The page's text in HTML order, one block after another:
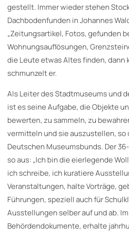
gestellt. Immer wieder stehen
Dachbodenfunden in Johannes
„Zeitungsartikel, Fotos, gefunden
Wohnungsauflösungen,
die Leute etwas Altes finden, dann
schmunzelt er.
Als Leiter des Stadtmuseums und
ist es seine Aufgabe, die Objekte
bewerten, zu sammeln, zu
vermitteln und sie auszustellen, so
Deutschen Museumsbunds. Der
so aus: „Ich bin die eierlegende
ich schreibe, ich kuratiere
Veranstaltungen, halte Vorträge,
Führungen, speziell auch für
Ausstellungen selber auf und ab.
Behördendokumente, erhalte